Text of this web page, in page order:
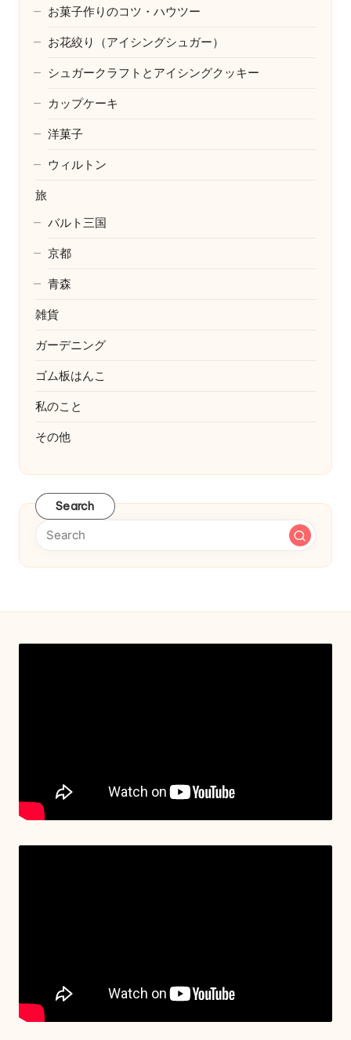
お菓子作りのコツ・ハウツー
お花絞り（アイシングシュガー）
シュガークラフトとアイシングクッキー
カップケーキ
洋菓子
ウィルトン
旅
バルト三国
京都
青森
雑貨
ガーデニング
ゴム板はんこ
私のこと
その他
Search